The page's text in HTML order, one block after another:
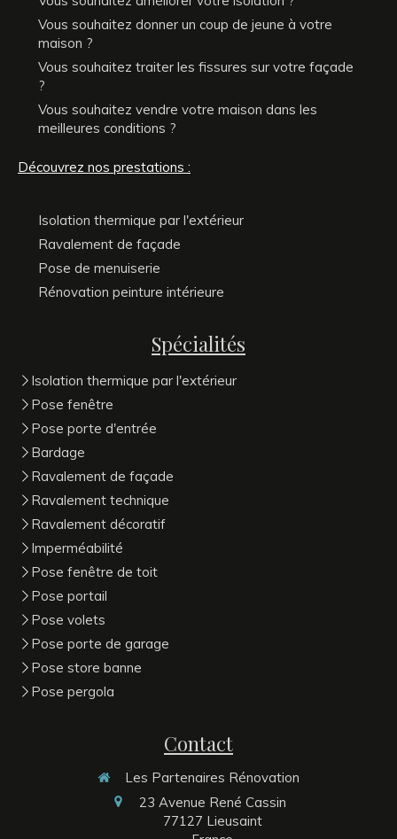
Vous souhaitez donner un coup de jeune à votre
maison ?
Vous souhaitez traiter les fissures sur votre façade
?
Vous souhaitez vendre votre maison dans les
meilleures conditions ?
Découvrez nos prestations :
Isolation thermique par l'extérieur
Ravalement de façade
Pose de menuiserie
Rénovation peinture intérieure
Spécialités
Isolation thermique par l'extérieur
Pose fenêtre
Pose porte d'entrée
Bardage
Ravalement de façade
Ravalement technique
Ravalement décoratif
Imperméabilité
Pose fenêtre de toit
Pose portail
Pose volets
Pose porte de garage
Pose store banne
Pose pergola
Contact
Les Partenaires Rénovation
23 Avenue René Cassin
77127 Lieusaint